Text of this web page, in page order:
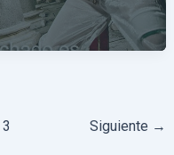
3 Siguiente →